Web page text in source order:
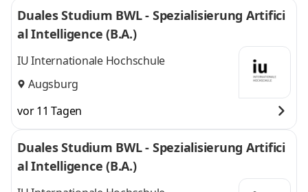
Duales Studium BWL - Spezialisierung Artifici
al Intelligence (B.A.)
IU Internationale Hochschule
Augsburg
vor 11 Tagen
Duales Studium BWL - Spezialisierung Artifici
al Intelligence (B.A.)